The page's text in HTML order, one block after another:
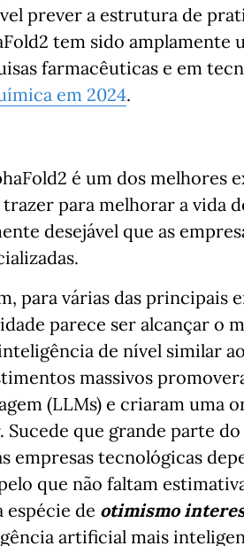
prever a estrutura de
tem sido amplamente
farmacêuticas e em
em 2024.
é um dos melhores
para melhorar a vida
desejável que as
para várias das principais
parece ser alcançar o
de nível similar
massivos
(LLMs) e criaram uma
Sucede que grande parte
empresas tecnológicas
que não faltam
espécie de otimismo
artificial mais